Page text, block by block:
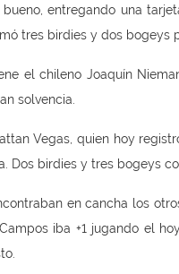
entregando una
tres birdies y dos bogeys
el chileno Joaquín
solvencia.
Vegas, quien hoy
Dos birdies y tres bogeys
en cancha los
iba +1 jugando el